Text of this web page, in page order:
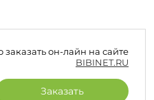
заказать он-лайн на сайте
BIBINET.RU
Заказать